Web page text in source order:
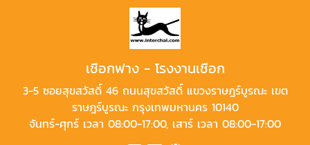
เชือกฟาง - โรงงานเชือก
3-5 ซอยสุขสวัสดิ์ 46 ถนนสุขสวัสดิ์ แขวงราษฎร์บูรณะ เขต
ราษฎร์บูรณะ กรุงเทพมหานคร 10140
จันทร์-ศุกร์ เวลา 08:00-17:00, เสาร์ เวลา 08:00-17:00